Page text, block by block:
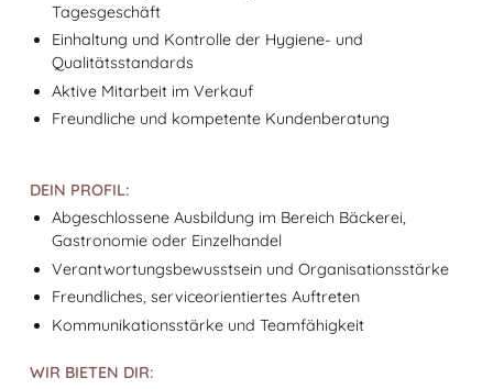
Tagesgeschäft
Einhaltung und Kontrolle der Hygiene- und
Qualitätsstandards
Aktive Mitarbeit im Verkauf
Freundliche und kompetente Kundenberatung
DEIN PROFIL:
Abgeschlossene Ausbildung im Bereich Bäckerei,
Gastronomie oder Einzelhandel
Verantwortungsbewusstsein und Organisationsstärke
Freundliches, serviceorientiertes Auftreten
Kommunikationsstärke und Teamfähigkeit
WIR BIETEN DIR: